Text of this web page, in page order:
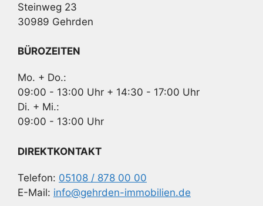
Steinweg 23
30989 Gehrden
BÜROZEITEN
Mo. + Do.:
09:00 - 13:00 Uhr + 14:30 - 17:00 Uhr
Di. + Mi.:
09:00 - 13:00 Uhr
DIREKTKONTAKT
Telefon: 05108 / 878 00 00
E-Mail: info@gehrden-immobilien.de